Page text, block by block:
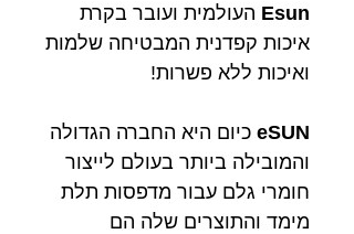
Esun העולמית ועובר בקרת
איכות קפדנית המבטיחה שלמות
ואיכות ללא פשרות!
eSUN כיום היא החברה הגדולה
והמובילה ביותר בעולם לייצור
חומרי גלם עבור מדפסות תלת
מימד והתוצרים שלה הם